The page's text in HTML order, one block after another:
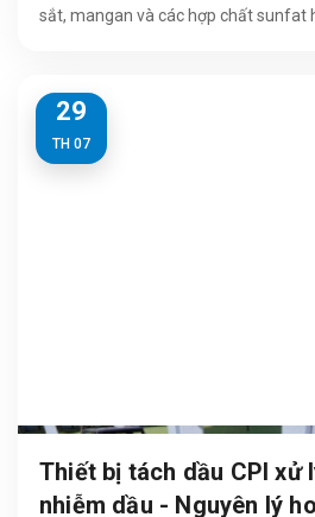
sắt, mangan và các hợp chất sunfat
29
TH 07
Thiết bị tách dầu CPI xử
nhiễm dầu - Nguyên lý